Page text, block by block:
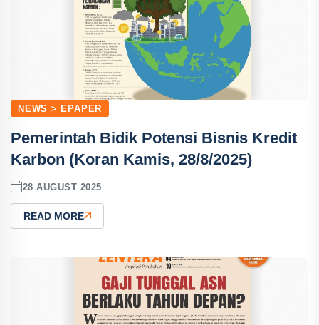
NEWS > EPAPER
Pemerintah Bidik Potensi Bisnis Kredit
Karbon (Koran Kamis, 28/8/2025)
28 AUGUST 2025
READ MORE